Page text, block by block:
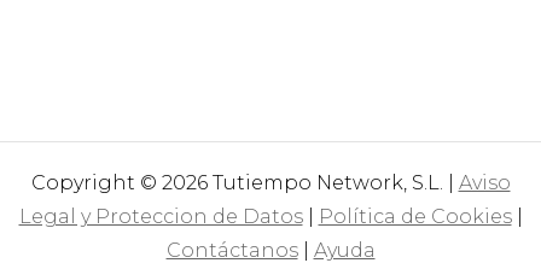
Copyright © 2026 Tutiempo Network, S.L. | Aviso
Legal y Proteccion de Datos| Política de Cookies|
Contáctanos| Ayuda